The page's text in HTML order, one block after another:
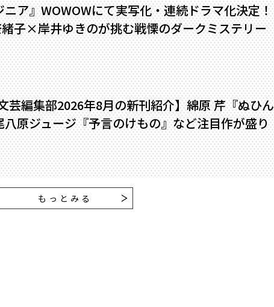
ア』WOWOWにて実写化・連続ドラマ化決定！
子×岸井ゆきのが挑む戦慄のダークミステリー
芸編集部2026年8月の新刊紹介】綿原 芹『ぬひん
八原ジュージ『予言のけもの』など注目作が盛り
もっとみる